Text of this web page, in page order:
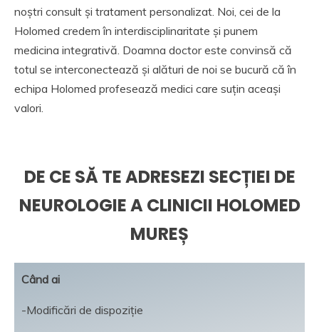
noștri consult și tratament personalizat. Noi, cei de la
Holomed credem în interdisciplinaritate și punem
medicina integrativă. Doamna doctor este convinsă că
totul se interconectează și alături de noi se bucură că în
echipa Holomed profesează medici care suțin aceași
valori.
DE CE SĂ TE ADRESEZI SECȚIEI DE
NEUROLOGIE A CLINICII HOLOMED
MUREȘ
Când ai
-Modificări de dispoziție